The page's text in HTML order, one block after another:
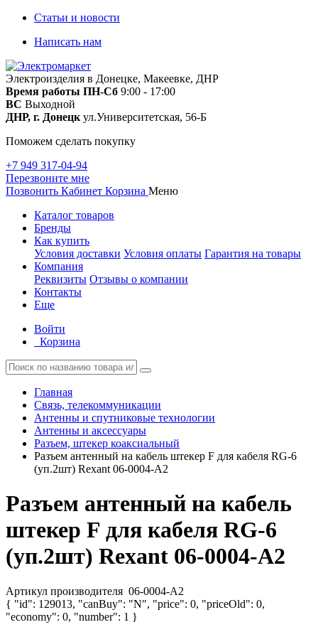
Статьи и новости
Написать нам
Электроизделия в Донецке, Макеевке, ДНР
Время работы ПН-Сб 9:00 - 17:00
ВС Выходной
ДНР, г. Донецк ул.Университетская, 56-Б
Поможем сделать покупку
+7 949 317-04-94
Перезвоните мне
Позвонить Кабинет Корзина Меню
Каталог товаров
Бренды
Как купить
Условия доставки Условия оплаты Гарантия на товары
Компания
Реквизиты Отзывы о компании
Контакты
Еще
Войти
Корзина
Главная
Связь, телекоммуникации
Антенны и спутниковые технологии
Антенны и аксессуары
Разъем, штекер коаксиальный
Разъем антенный на кабель штекер F для кабеля RG-6
(уп.2шт) Rexant 06-0004-A2
Разъем антенный на кабель
штекер F для кабеля RG-6
(уп.2шт) Rexant 06-0004-A2
Артикул производителя 06-0004-A2
{ "id": 129013, "canBuy": "N", "price": 0, "priceOld": 0,
"economy": 0, "number": 1 }